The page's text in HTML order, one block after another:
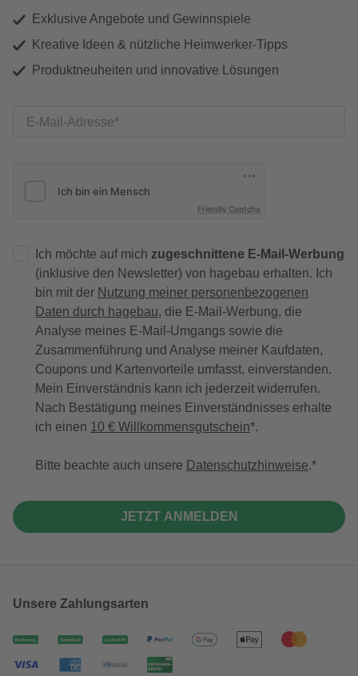
Exklusive Angebote und Gewinnspiele
Kreative Ideen & nützliche Heimwerker-Tipps
Produktneuheiten und innovative Lösungen
E-Mail-Adresse
Friendly Captcha
Ich möchte auf mich zugeschnittene E-Mail-Werbung
(inklusive den Newsletter) von hagebau erhalten. Ich
bin mit der Nutzung meiner personenbezogenen
Daten durch hagebau, die E-Mail-Werbung, die
Analyse meines E-Mail-Umgangs sowie die
Zusammenführung und Analyse meiner Kaufdaten,
Coupons und Kartenvorteile umfasst, einverstanden.
Mein Einverständnis kann ich jederzeit widerrufen.
Nach Bestätigung meines Einverständnisses erhalte
ich einen 10 € Willkommensgutschein*.
Bitte beachte auch unsere Datenschutzhinweise.
JETZT ANMELDEN
Unsere Zahlungsarten